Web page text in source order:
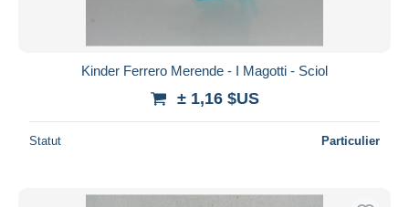
Kinder Ferrero Merende - I Magotti - Sciol
± 1,16 $US
Statut Particulier